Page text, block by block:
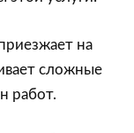
на
сложные
работ.